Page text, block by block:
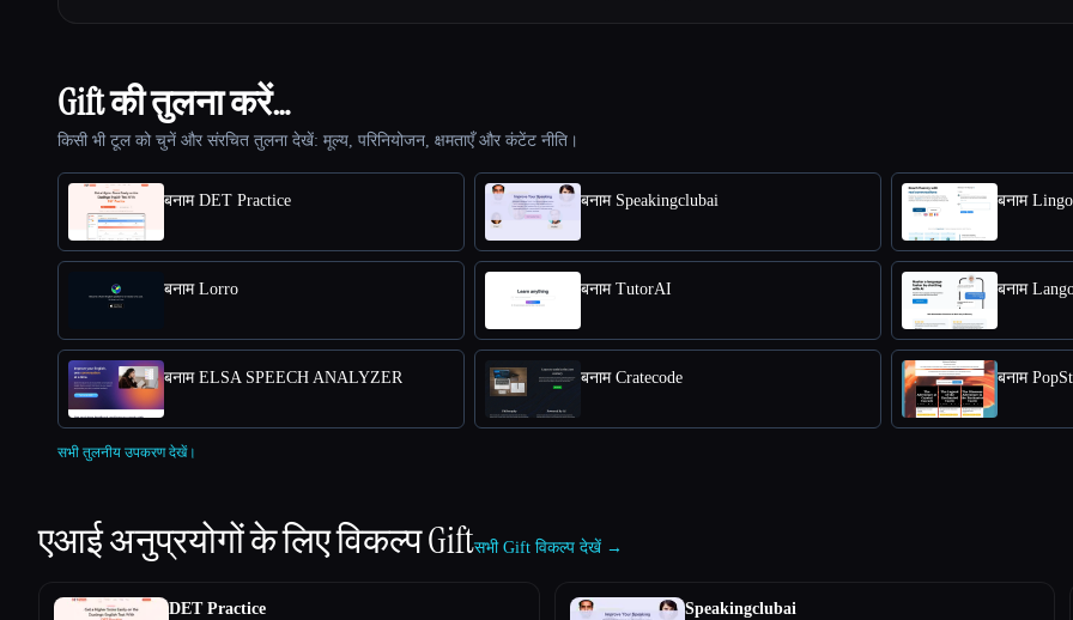
Gift की तुलना करें…
किसी भी टूल को चुनें और संरचित तुलना देखें: मूल्य, परिनियोजन, क्षमताएँ और कंटेंट नीति।
बनाम DET Practice बनाम Speakingclubai बनाम
बनाम Lorro बनाम TutorAI बनाम
बनाम ELSA SPEECH ANALYZER बनाम Cratecode बनाम
सभी तुलनीय उपकरण देखें।
एआई अनुप्रयोगों के लिए विकल्पGiftसभी Gift विकल्प देखें →
DET Practice
Speakingclubai